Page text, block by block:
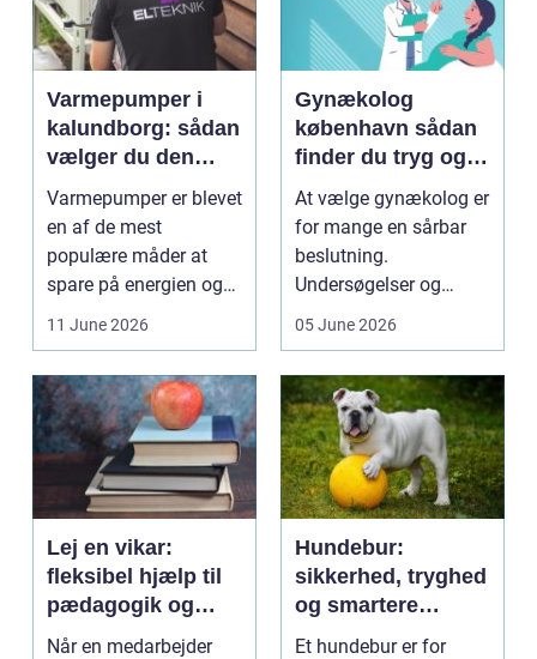
Varmepumper i
kalundborg: sådan
vælger du den
rigtige løsning
Varmepumper er blevet
en af de mest
populære måder at
spare på energien og
11 June 2026
Gynækolog
københavn sådan
finder du tryg og
professionel hjælp
At vælge gynækolog er
for mange en sårbar
beslutning.
Undersøgelser og
05 June 2026
Lej en vikar:
fleksibel hjælp til
pædagogik og
sundhed
Når en medarbejder
Hundebur:
sikkerhed, tryghed
og smartere
hverdag med hund
Et hundebur er for